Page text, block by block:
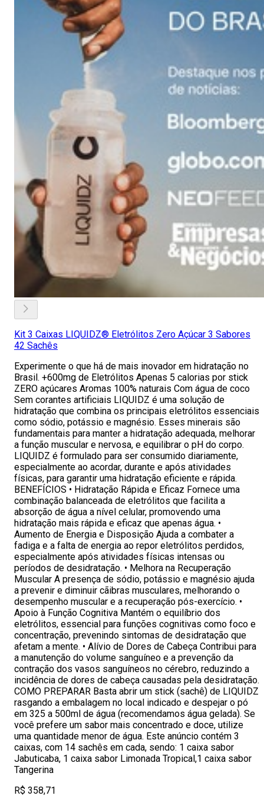
Kit 3 Caixas LIQUIDZ® Eletrólitos Zero Açúcar 3 Sabores
42 Sachês
Experimente o que há de mais inovador em hidratação no
Brasil. +600mg de Eletrólitos Apenas 5 calorias por stick
ZERO açúcares Aromas 100% naturais Com água de coco
Sem corantes artificiais LIQUIDZ é uma solução de
hidratação que combina os principais eletrólitos essenciais
como sódio, potássio e magnésio. Esses minerais são
fundamentais para manter a hidratação adequada, melhorar
a função muscular e nervosa, e equilibrar o pH do corpo.
LIQUIDZ é formulado para ser consumido diariamente,
especialmente ao acordar, durante e após atividades
físicas, para garantir uma hidratação eficiente e rápida.
BENEFÍCIOS • Hidratação Rápida e Eficaz Fornece uma
combinação balanceada de eletrólitos que facilita a
absorção de água a nível celular, promovendo uma
hidratação mais rápida e eficaz que apenas água. •
Aumento de Energia e Disposição Ajuda a combater a
fadiga e a falta de energia ao repor eletrólitos perdidos,
especialmente após atividades físicas intensas ou
períodos de desidratação. • Melhora na Recuperação
Muscular A presença de sódio, potássio e magnésio ajuda
a prevenir e diminuir cãibras musculares, melhorando o
desempenho muscular e a recuperação pós-exercício. •
Apoio à Função Cognitiva Mantém o equilíbrio dos
eletrólitos, essencial para funções cognitivas como foco e
concentração, prevenindo sintomas de desidratação que
afetam a mente. • Alívio de Dores de Cabeça Contribui para
a manutenção do volume sanguíneo e a prevenção da
contração dos vasos sanguíneos no cérebro, reduzindo a
incidência de dores de cabeça causadas pela desidratação.
COMO PREPARAR Basta abrir um stick (sachê) de LIQUIDZ
rasgando a embalagem no local indicado e despejar o pó
em 325 a 500ml de água (recomendamos água gelada). Se
você prefere um sabor mais concentrado e doce, utilize
uma quantidade menor de água. Este anúncio contém 3
caixas, com 14 sachês em cada, sendo: 1 caixa sabor
Jabuticaba, 1 caixa sabor Limonada Tropical,1 caixa sabor
Tangerina
R$ 358,71